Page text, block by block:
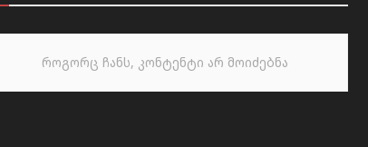
როგორც ჩანს, კონტენტი არ მოიძებნა